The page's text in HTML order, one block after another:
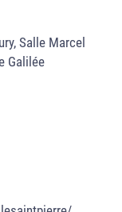
Salle Marcel
Galilée